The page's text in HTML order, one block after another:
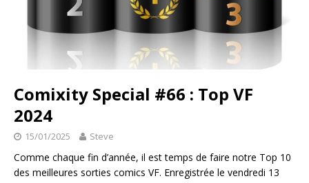
Comixity Special #66 : Top VF
2024
15/01/2025 Steve
Comme chaque fin d’année, il est temps de faire notre Top 10
des meilleures sorties comics VF. Enregistrée le vendredi 13